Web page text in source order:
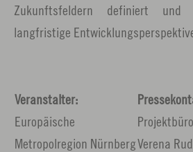
Zukunftsfeldern definiert
langfristige
Veranstalter:
Europäische
Metropolregion NürnbergVerena